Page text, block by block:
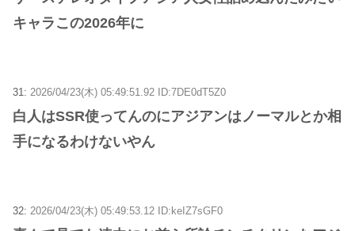
キャラこの2026年に
31: 2026/04/23(木) 05:49:51.92 ID:7DE0dT5Z0
白人はSSR使ってんのにアジアンはノーマルとか相
手になるわけないやん
32: 2026/04/23(木) 05:49:53.12 ID:keIZ7sGF0